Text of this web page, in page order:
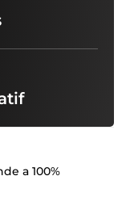
a 100%